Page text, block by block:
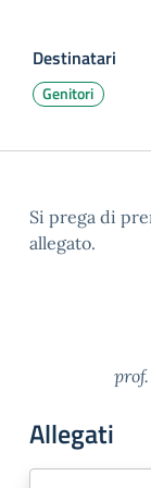
Destinatari
Genitori
Si prega di
allegato.
Allegati